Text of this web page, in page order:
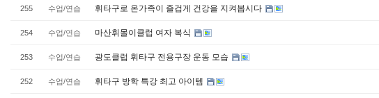
255 수업/연습 휘타구로 온가족이 즐겁게 건강을 지켜봅시다
254 수업/연습 마산휘몰이클럽 여자 복식
253 수업/연습 광도클럽 휘타구 전용구장 운동 모습
252 수업/연습 휘타구 방학 특강 최고 아이템